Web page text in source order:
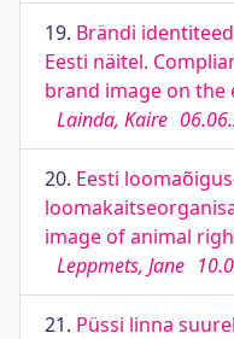
19. Brändi
Eesti näitel.
brand image on the
Lainda, Kaire
20. Eesti
image of animal
Leppmets, Jane
21. Püssi linna